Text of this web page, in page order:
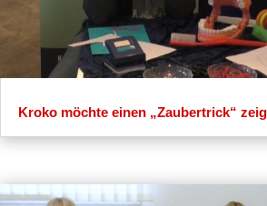
Kroko möchte einen „Zaubertrick“